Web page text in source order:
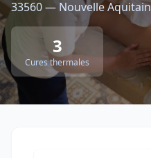
33560 — Nouvelle
3
Cures thermales